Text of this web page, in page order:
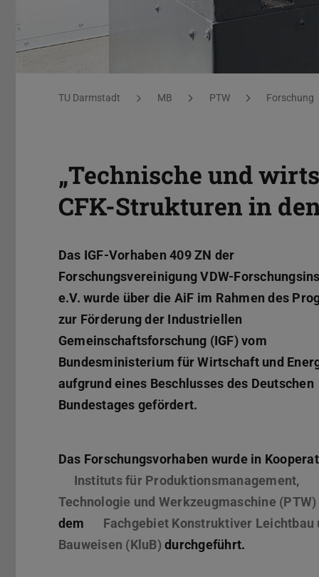
Sie befinden sich hier:
TU Darmstadt MB PTW Forschung
„Technische und
CFK-Strukturen in
Das IGF-Vorhaben 409 ZN der
Forschungsvereinigung VDW-
e.V. wurde über die AiF im Rahmen des
zur Förderung der Industriellen
Gemeinschaftsforschung (IGF) vom
Bundesministerium für Wirtschaft und
aufgrund eines Beschlusses des Deutschen
Bundestages gefördert.
Das Forschungsvorhaben wurde in
Instituts für Produktionsmanagement,
Technologie und Werkzeugmaschine (PTW)
dem
Fachgebiet Konstruktiver Leichtbau
Bauweisen (KluB)durchgeführt.